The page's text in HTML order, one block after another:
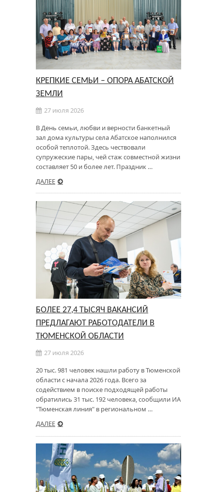
КРЕПКИЕ СЕМЬИ – ОПОРА АБАТСКОЙ
ЗЕМЛИ
27 июля 2026
В День семьи, любви и верности банкетный
зал дома культуры села Абатское наполнился
особой теплотой. Здесь чествовали
супружеские пары, чей стаж совместной жизни
составляет 50 и более лет. Праздник …
ДАЛЕЕ
БОЛЕЕ 27,4 ТЫСЯЧ ВАКАНСИЙ
ПРЕДЛАГАЮТ РАБОТОДАТЕЛИ В
ТЮМЕНСКОЙ ОБЛАСТИ
27 июля 2026
20 тыс. 981 человек нашли работу в Тюменской
области с начала 2026 года. Всего за
содействием в поиске подходящей работы
обратились 31 тыс. 192 человека, сообщили ИА
"Тюменская линия" в региональном …
ДАЛЕЕ